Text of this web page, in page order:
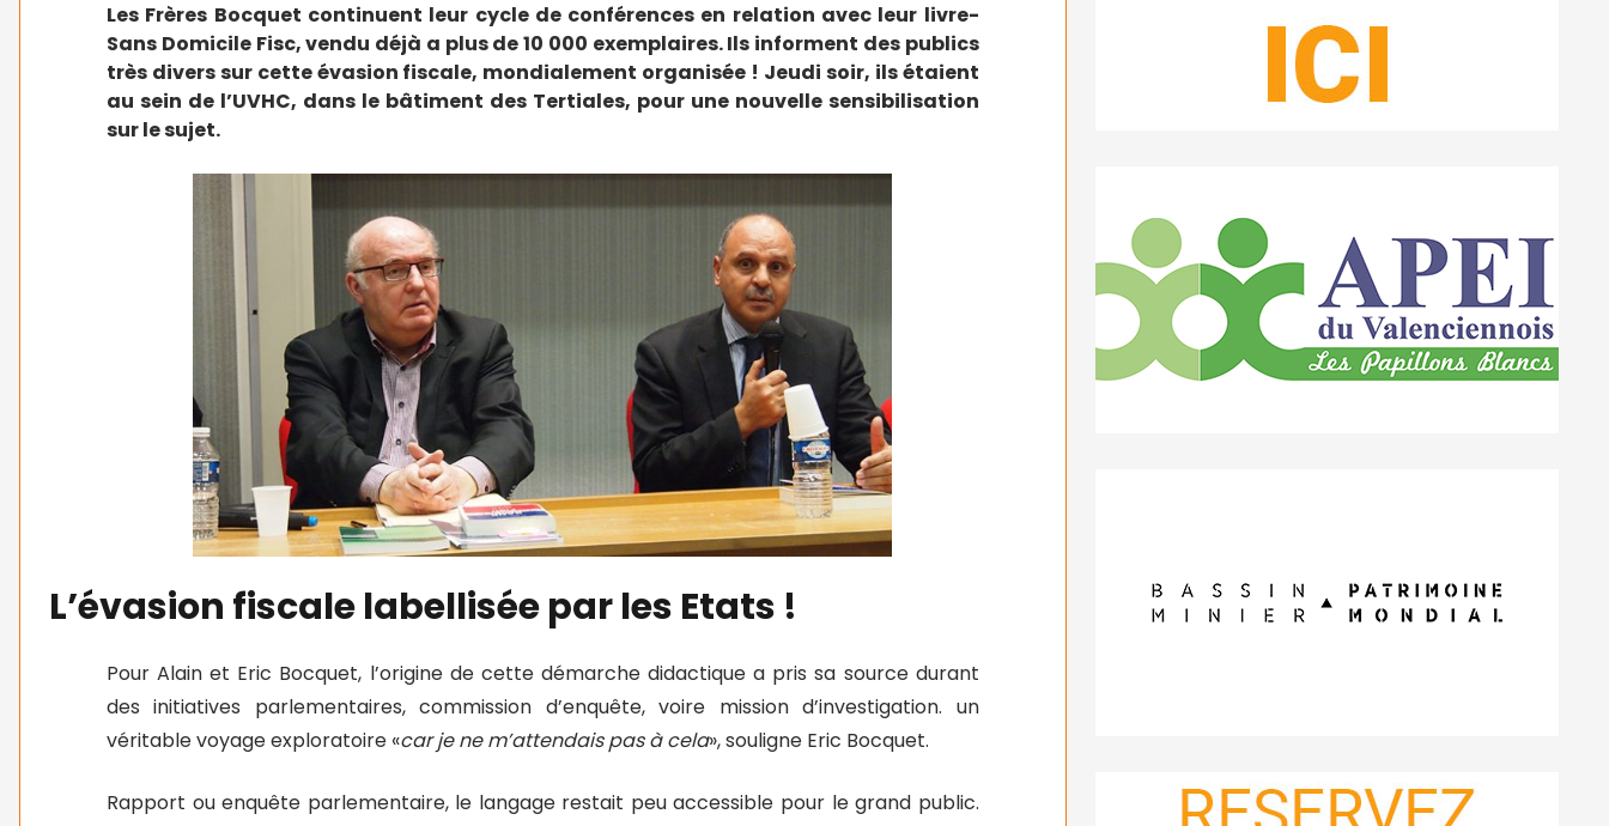
Les Frères Bocquet continuent leur cycle de conférences en relation avec leur livre-
Sans Domicile Fisc, vendu déjà a plus de 10 000 exemplaires. Ils informent des publics
très divers sur cette évasion fiscale, mondialement organisée ! Jeudi soir, ils étaient
au sein de l’UVHC, dans le bâtiment des Tertiales, pour une nouvelle sensibilisation
sur le sujet.
L’évasion fiscale labellisée par les Etats !
Pour Alain et Eric Bocquet, l’origine de cette démarche didactique a pris sa source durant
des initiatives parlementaires, commission d’enquête, voire mission d’investigation. un
véritable voyage exploratoire «car je ne m’attendais pas à cela», souligne Eric Bocquet.
Rapport ou enquête parlementaire, le langage restait peu accessible pour le grand public.